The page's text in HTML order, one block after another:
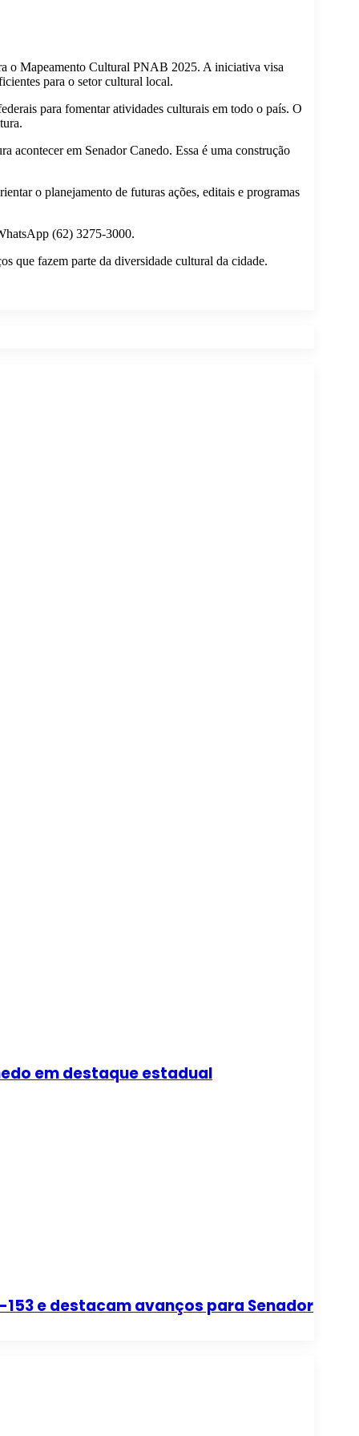
o Mapeamento Cultural PNAB 2025. A iniciativa visa
para o setor cultural local.
para fomentar atividades culturais em todo o país. O
acontecer em Senador Canedo. Essa é uma construção
o planejamento de futuras ações, editais e programas
(62) 3275-3000.
que fazem parte da diversidade cultural da cidade.
em destaque estadual
e destacam avanços para Senador